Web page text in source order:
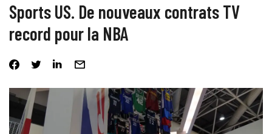
Sports US. De nouveaux contrats TV
record pour la NBA